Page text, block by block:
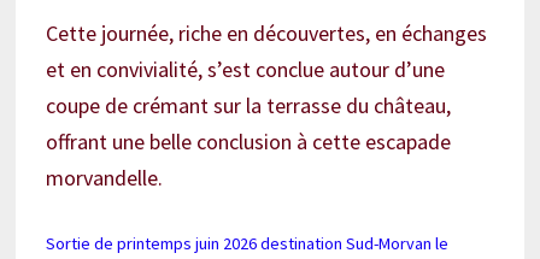
Cette journée, riche en découvertes, en échanges
et en convivialité, s’est conclue autour d’une
coupe de crémant sur la terrasse du château,
offrant une belle conclusion à cette escapade
morvandelle.
Sortie de printemps juin 2026 destination Sud-Morvan le